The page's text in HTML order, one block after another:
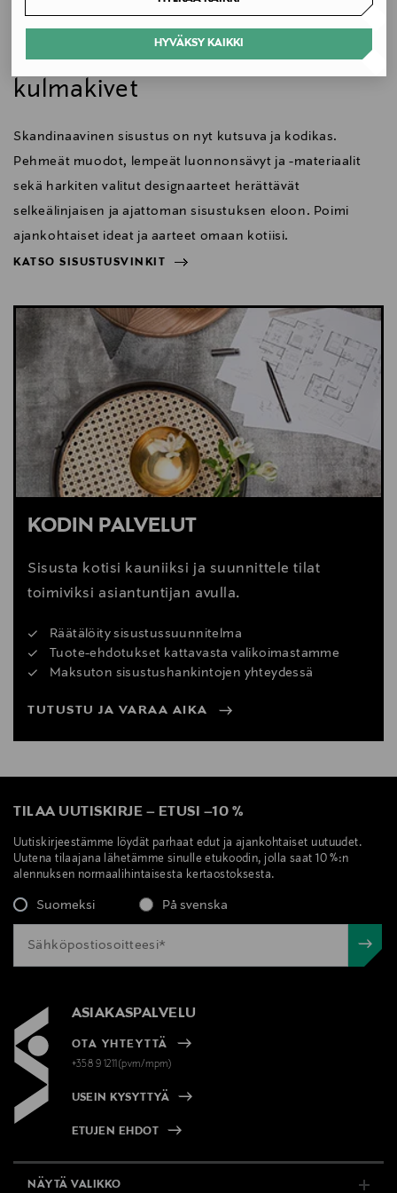
HYVÄKSY KAIKKI
Koti
Skandinaavisen sisustuksen
kulmakivet
Skandinaavinen sisustus on nyt kutsuva ja kodikas.
Pehmeät muodot, lempeät luonnonsävyt ja -materiaalit
sekä harkiten valitut designaarteet herättävät
selkeälinjaisen ja ajattoman sisustuksen eloon. Poimi
ajankohtaiset ideat ja aarteet omaan kotiisi.
KATSO SISUSTUSVINKIT
KATSO SISUSTUSVINKIT
KODIN PALVELUT
Sisusta kotisi kauniiksi ja suunnittele tilat
toimiviksi asiantuntijan avulla.
Räätälöity sisustussuunnitelma
Tuote-ehdotukset kattavasta valikoimastamme
Maksuton sisustushankintojen yhteydessä
TUTUSTU JA VARAA AIKA
TILAA UUTISKIRJE – ETUSI –10 %
Uutiskirjeestämme löydät parhaat edut ja ajankohtaiset uutuudet.
Uutena tilaajana lähetämme sinulle etukoodin, jolla saat 10 %:n
alennuksen normaalihintaisesta kertaostoksesta.
Suomeksi På svenska
ASIAKASPALVELU
OTA YHTEYTTÄ
+358 9 1211(pvm/mpm)
USEIN KYSYTTYÄ
ETUJEN EHDOT
NÄYTÄ VALIKKO